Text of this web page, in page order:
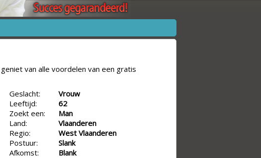
van alle voordelen van een gratis
Geslacht:
Vrouw
Leeftijd:
62
Zoekt een:
Man
Land:
Vlaanderen
Regio:
West Vlaanderen
Postuur:
Slank
Afkomst:
Blank